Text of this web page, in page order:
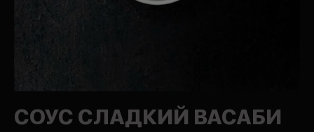
СОУС СЛАДКИЙ ВАСАБИ